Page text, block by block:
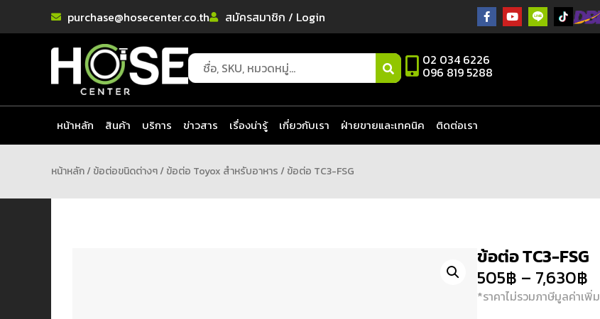
purchase@hosecenter.co.th สมัครสมาชิก / Login
02 034 6226
096 819 5288
หน้าหลัก สินค้า บริการ ข่าวสาร เรื่องน่ารู้ เกี่ยวกับเรา ฝ่ายขายและเทคนิค ติดต่อเรา
หน้าหลัก/ข้อต่อขนิดต่างๆ/ข้อต่อ Toyox สำหรับอาหาร/ ข้อต่อ TC3-FSG
ข้อต่อ TC3-FSG
505฿ – 7,630฿
*ราคาไม่รวมภาษีมูลค่าเพิ่ม